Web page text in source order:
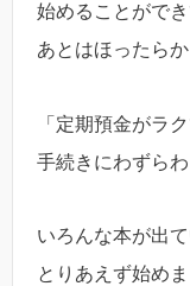
始めることがで
あとはほったら
「定期預金がラ
手続きにわずら
いろんな本が出
とりあえず始めま